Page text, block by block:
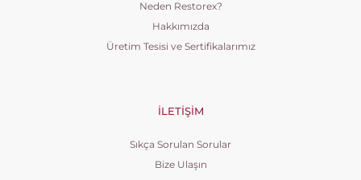
Neden Restorex?
Hakkımızda
Üretim Tesisi ve Sertifikalarımız
İLETIŞIM
Sıkça Sorulan Sorular
Bize Ulaşın